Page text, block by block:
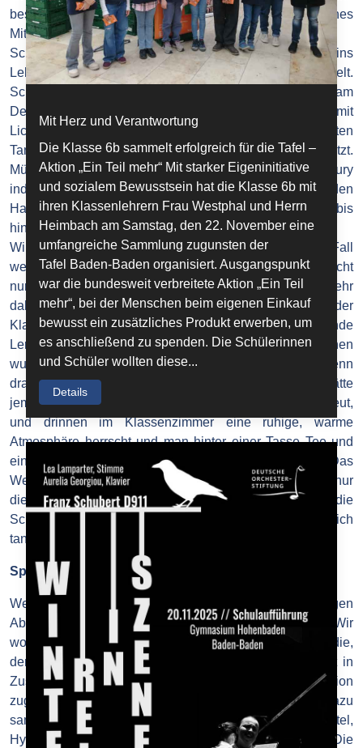
Mit Herz und Verantwortung
Die Klasse 6b sammelt erfolgreich für die Tafel –
Aktion „Ein Teil mehr“ Mit starker Eigeninitiative
und sozialem Bewusstsein hat die Klasse 6b mit
ihren Klassenlehrern Frau Westphal und Herrn
Heimbach am Samstag, den 22. November eine
umfangreiche Sammlung zugunsten der
Tafel Baden-Baden organisiert. Ausgangspunkt
war die bundesweit verbreitete Aktion „Ein Teil
mehr“, bei der Menschen beim eigenen Einkauf
bewusst ein zusätzliches Produkt erwerben, um
es anschließend zu spenden. Die Schülerinnen
und Schüler wollten diese...
Details
besondere Atmosphäre und ein besonders gemütliches
Miteinander, für das besondere Weihnachtsgefühl eben!
Schon Anfang Dezember wird dieses Projekt immer ins
Leben gerufen. Die Vorbereitungen beginnen. Alles brodelt.
Schüler*innen, Lehrer*innen und Eltern bringen gemeinsam
Dekorationen mit und gestalten liebevoll die Räume mit
Lichtern, Girlanden, Sternen und eventuell sogar echten
Tannenbäumen. Der Kreativität sind kaum Grenzen gesetzt.
Müssen wir auch nicht, denn jeder Raum wird von der Jury
individuell bewertet und der Gewinner erhält dann den
Hauptpreis, der vom Eisgutschein für jede Schüler*in bis
hin zu einem gemeinsamen Ausflug reichen kann.
Wir werden diese schöne Aktion auf jeden Fall
weiterführen. Das Schmücken der Klassenräume hat nicht
nur dekorative Zwecke, sondern es steckt viel mehr
dahinter: Es fördert den gemeinsamen Zusammenhalt der
Klassen und schafft eine sehr warme und einladende
Lernatmosphäre. Denn wer will sich schon so einen
wunderbaren Moment im Unterricht entgehen lassen, wenn
draußen der Schnee in riesigen Flocken fällt, als hätte
jemand Daunen über den ganzen weiten Himmel verstreut,
und drinnen im Klassenzimmer eine ruhige, warme
Atmosphäre herrscht und man hinter einer Tasse Tee und
ein paar Keksen sitzt und mit der Lehrer*in plaudert. Das
Weihnachtsgefühl ist fast zum Greifen nah. Man müsste nur
die Hand ausstrecken und sie ergreifen, wie die
Schneeflocken, die hinter dem Fenster unaufhörlich
tanzen...
Spendenaktionen
Weihnachten ist die Zeit des Schenkens. Am Heiligen
Abend strahlen die Gesichter der Kinder vor Freude. Wir
wollen, dass es allen so geht! Deshalb denken wir an die,
denen es nicht so gut geht. Unsere Schule organisiert in
Zusammenarbeit mit der SMV eine Spendenaktion
zugunsten der örtlichen Tafel und eines Kinderheims. Dazu
sammeln Schüler und Lehrer haltbare Lebensmittel,
Hygieneartikel, Spielsachen und Kleidung. Die